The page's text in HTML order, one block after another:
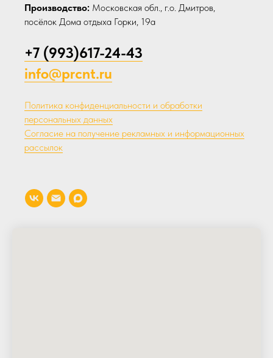
Производство: Московская обл., г.о. Дмитров,
посёлок Дома отдыха Горки, 19а
+7 (993)617-24-43
info@prcnt.ru
Политика конфиденциальности и обработки
персональных данных
Согласие на получение рекламных и информационных
рассылок